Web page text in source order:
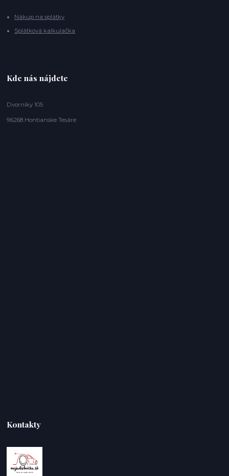
Nákup na splátky
Splátková kalkulačka
Kde nás nájdete
Dvorníky 105
96268 Hontianske Tesáre
Kontakty